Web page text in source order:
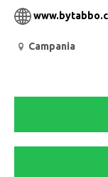
Campania